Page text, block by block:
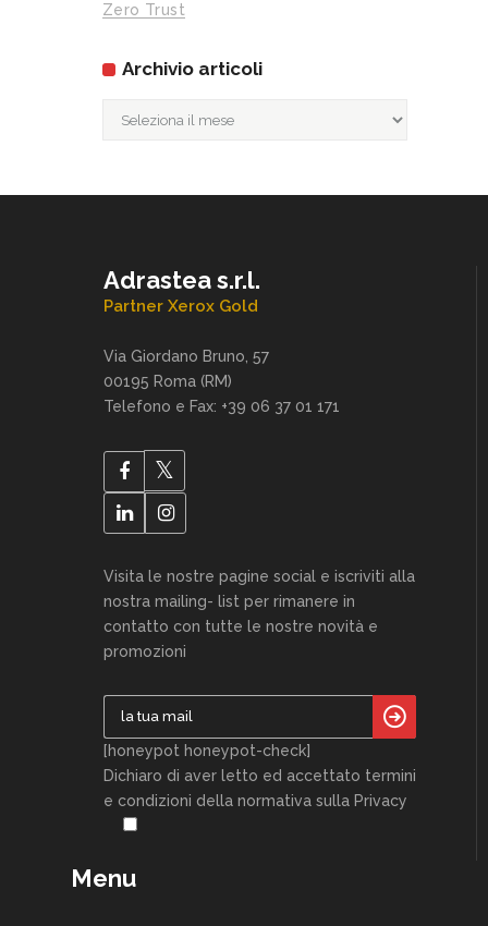
Zero Trust
Archivio articoli
Adrastea s.r.l.
Partner Xerox Gold
Via Giordano Bruno, 57
00195 Roma (RM)
Telefono e Fax: +39 06 37 01 171
Visita le nostre pagine social e iscriviti alla
nostra mailing- list per rimanere in
contatto con tutte le nostre novità e
promozioni
[honeypot honeypot-check]
Dichiaro di aver letto ed accettato termini
e condizioni della normativa sulla Privacy
Menu